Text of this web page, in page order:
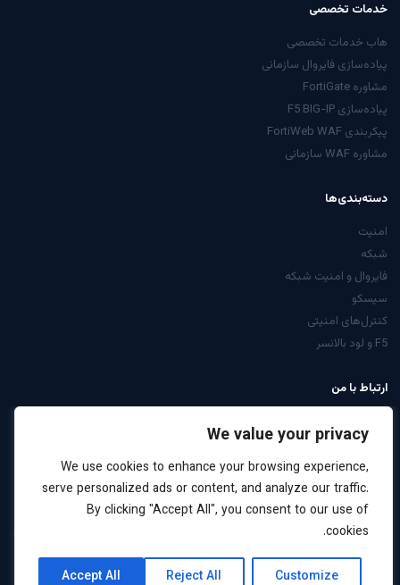
We value your privacy
We use cookies to enhance your browsing experience,
serve personalized ads or content, and analyze our traffic.
By clicking "Accept All", you consent to our use of
cookies.
Customize
Reject All
Accept All
خدمات تخصصی
هاب خدمات تخصصی
پیاده‌سازی فایروال سازمانی
مشاوره FortiGate
پیاده‌سازی F5 BIG-IP
پیکربندی FortiWeb WAF
مشاوره WAF سازمانی
دسته‌بندی‌ها
امنیت
شبکه
فایروال و امنیت شبکه
سیسکو
کنترل‌های امنیتی
F5 و لود بالانسر
ارتباط با من
LinkedIn: arabiyan
درخواست مشاوره
کلیه حقوق این سایت برای علیرضا عربیان محفوظ است ·
نقشه
حریم